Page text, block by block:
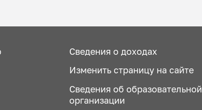
Сведения о доходах
Изменить страницу на сайте
Сведения об образовательной
организации